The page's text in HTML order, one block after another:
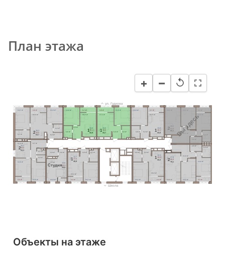
План этажа
+ − ↺
12,7 м²
4,7 м²
15,3 м²
4,8 м²
3,4 м²
112,7
37,5
40,9
3,8 м² 3,8 м²
13,6 м²
7,1 м²
Cтудия13,6
28,3
29,8
2,1 м²
3,5 м²
12,6 м²
12,6 м²
11,0 м² 8,7 м²
2,8 м²
225,2
49,8
53,3
3,8 м²
14,7 м²
5,7 м²
3,3 м²
11,6 м²
18,0 м²
6,6 м²
226,3
59,9
63,7
13,0 м²
4,6 м²
5,0 м²
3,7 м²
16,5 м²
113,0
39,1
42,8
13,0 м²
4,8 м²
5,0 м²
3,8 м²
17,1 м²
1 13,0
39,9
43,7
13,0 м²
4,8 м² 5,0 м²
3,7 м²
16,5 м²
113,0
39,3
43,0
12,9 м²
3,6 м²
11,1 м²
2 26,6
19,9 м²
13,6 м²
3,6 м²
4,4 м²
14,3 м²
11,0 м²
3,3 м²
227,9
66,8
70,1
3,4 м²
13,1 м²
4,8 м² 4,9 м²
16,0 м²
1 13,1
38,8
42,2
Вы здесь
Школа
ул. Гудкова
Объекты на этаже